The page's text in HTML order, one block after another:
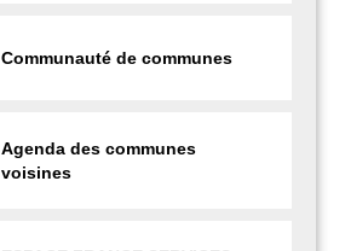
Communauté de communes
Agenda des communes
voisines